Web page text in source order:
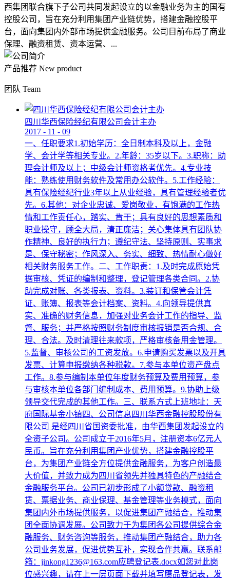
西集团联合旗下子公司共同发起设立的以金融业务为主的国有
控股公司，旨在充分利用集团产业链优势，搭建金融控股平
台，面向集团内外部市场提供金融服务。公司目前布局了商业
保理、融资租赁、资本运营、...
产品推荐 New product
团队 Team
四川华西保险经纪有限公司会计主办
2017 - 11 - 09
一、任职要求1.初始学历：全日制本科及以上，金融
学、会计学等相关专业。2.年龄：35岁以下。3.职称：助
理会计师及以上；中级会计师资格者优先。4.专业技
能：熟练使用财务软件及常用办公软件。5.工作经验：
具有保险经纪行业3年以上从业经验，具有管理经验者优
先。6.其他：对企业忠诚、爱岗敬业，有饱满的工作热
情和工作责任心，踏实、肯干；具有良好的思想素质和
职业操守，顾全大局，清正廉洁；关心集体具有团队协
作精神、良好的执行力；遵纪守法、坚持原则、实事求
是、保守秘密；作风深入、务实、细致、热情耐心做好
相关财务服务工作。二、工作职责：1.及时完成原始凭
据审核、凭证的编制和整理，登记管理各类合同。2.协
助完成对账、各类报表、资料。3.装订和保管会计凭
证、账簿、报表等会计档案、资料。4.向领导提供真
实、准确的财务信息，加强对业务会计工作的指导、监
督、服务；并严格按照财务制度审核报销是否合规、合
理、合法。及时清理往来款项，严格审核备用金管理。
5.监督、审核公司的工资发放。6.申请购买发票以及开具
发票、计算申报缴纳各种税款。7.参与本单位资产盘点
工作。8.参与编制本单位年度财务预算及费用预算，参
与审核本单位各部门编制成本、费用预算。9.协助上级
领导交代完成的其他工作。三、联系方式上班地址：天
府国际基金小镇四、公司信息四川华西金融控股股份有
限公司 是经四川省国资委批准，由华西集团发起设立的
全资子公司。公司成立于2016年5月，注册资本6亿元人
民币。旨在充分利用集团产业优势，搭建金融控股平
台，为集团产业链全方位提供金融服务，为客户创造最
大价值，并致力成为四川省领先并独具特色的产融结合
金融服务平台。公司已初步形成了小额贷款、融资租
赁、票据业务、商业保理、基金管理等业务模式，面向
集团内外市场提供服务，以促进集团产融结合，推动集
团全面协调发展。公司致力于为集团各公司提供综合金
融服务、财务咨询等服务，推动集团产融结合，助力各
公司业务发展，促进优势互补，实现合作共赢。联系邮
箱：jinkong1236@163.com应聘登记表.docx如您对此岗
位感兴趣，请在上一层页面下载并填写赝品登记表，发